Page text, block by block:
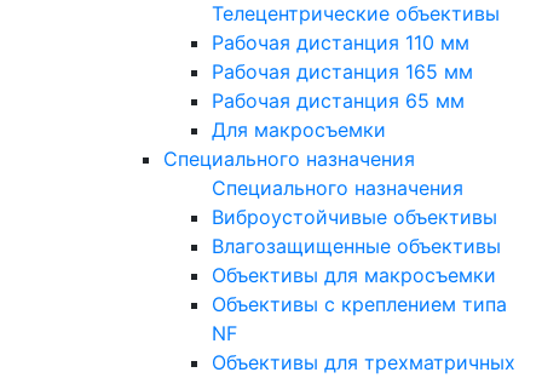
Телецентрические объективы
Рабочая дистанция 110 мм
Рабочая дистанция 165 мм
Рабочая дистанция 65 мм
Для макросъемки
Специального назначения
Специального назначения
Виброустойчивые объективы
Влагозащищенные объективы
Объективы для макросъемки
Объективы с креплением типа
NF
Объективы для трехматричных